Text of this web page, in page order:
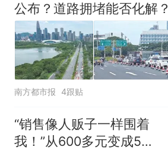
公布？道路拥堵能否化解？
南方都市报 4跟贴
“销售像人贩子一样围着
我！”从600多元变成5万